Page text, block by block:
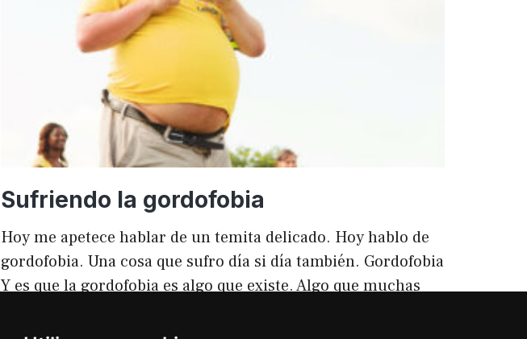
el
rendimiento
el
SEO
Sufriendo la gordofobia
Hoy me apetece hablar de un temita delicado. Hoy hablo de
gordofobia. Una cosa que sufro día si día también. Gordofobia
Y es que la gordofobia es algo que existe. Algo que muchas
igual que en el anuncio). Nos están vendiendo siempre unos